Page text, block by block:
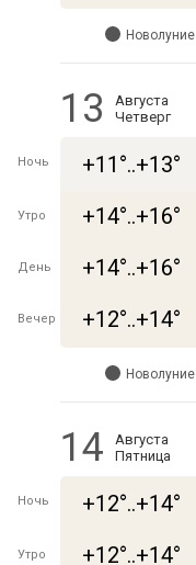
Новолуние
13
Августа
Четверг
Ночь +11°..+13°
Утро +14°..+16°
День +14°..+16°
Вечер +12°..+14°
Новолуние
14
Августа
Пятница
Ночь +12°..+14°
Утро +12°..+14°